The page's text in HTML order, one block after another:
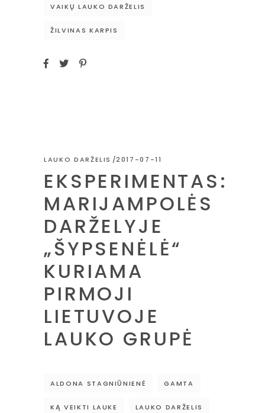
VAIKŲ LAUKO DARŽELIS
ŽILVINAS KARPIS
LAUKO DARŽELIS 2017-07-11
EKSPERIMENTAS:
MARIJAMPOLĖS
DARŽELYJE
„ŠYPSENĖLĖ“
KURIAMA
PIRMOJI
LIETUVOJE
LAUKO GRUPĖ
ALDONA STAGNIŪNIENĖ GAMTA
KĄ VEIKTI LAUKE LAUKO DARŽELIS